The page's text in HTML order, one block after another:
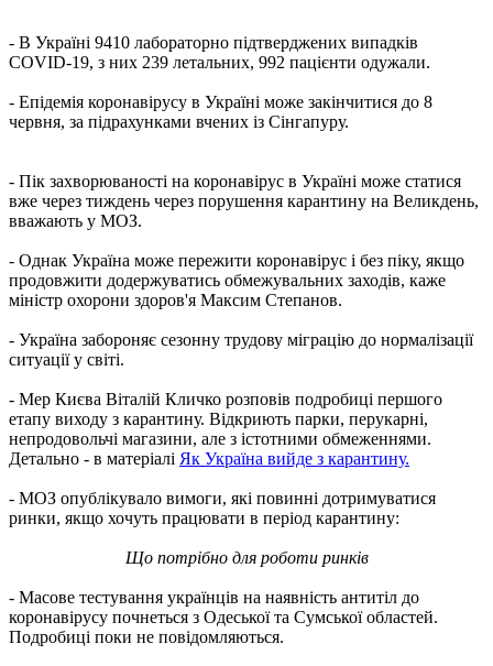
- В Україні 9410 лабораторно підтверджених випадків
COVID-19, з них 239 летальних, 992 пацієнти одужали.
- Епідемія коронавірусу в Україні може закінчитися до 8
червня, за підрахунками вчених із Сінгапуру.
- Пік захворюваності на коронавірус в Україні може статися
вже через тиждень через порушення карантину на Великдень,
вважають у МОЗ.
- Однак Україна може пережити коронавірус і без піку, якщо
продовжити додержуватись обмежувальних заходів, каже
міністр охорони здоров'я Максим Степанов.
- Україна забороняє сезонну трудову міграцію до нормалізації
ситуації у світі.
- Мер Києва Віталій Кличко розповів подробиці першого
етапу виходу з карантину. Відкриють парки, перукарні,
непродовольчі магазини, але з істотними обмеженнями.
Детально - в матеріалі Як Україна вийде з карантину.
- МОЗ опублікувало вимоги, які повинні дотримуватися
ринки, якщо хочуть працювати в період карантину:
Що потрібно для роботи ринків
- Масове тестування українців на наявність антитіл до
коронавірусу почнеться з Одеської та Сумської областей.
Подробиці поки не повідомляються.